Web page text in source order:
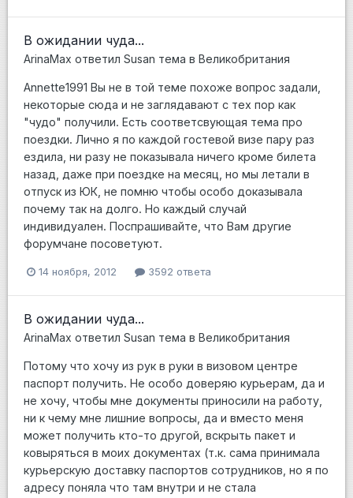
В ожидании чуда...
ArinaMax ответил Susan тема в Великобритания
Annette1991 Вы не в той теме похоже вопрос задали,
некоторые сюда и не заглядавают с тех пор как
"чудо" получили. Есть соответсвующая тема про
поездки. Лично я по каждой гостевой визе пару раз
ездила, ни разу не показывала ничего кроме билета
назад, даже при поездке на месяц, но мы летали в
отпуск из ЮК, не помню чтобы особо доказывала
почему так на долго. Но каждый случай
индивидуален. Поспрашивайте, что Вам другие
форумчане посоветуют.
14 ноября, 2012 3592 ответа
В ожидании чуда...
ArinaMax ответил Susan тема в Великобритания
Потому что хочу из рук в руки в визовом центре
паспорт получить. Не особо доверяю курьерам, да и
не хочу, чтобы мне документы приносили на работу,
ни к чему мне лишние вопросы, да и вместо меня
может получить кто-то другой, вскрыть пакет и
ковыряться в моих документах (т.к. сама принимала
курьерскую доставку паспортов сотрудников, но я по
адресу поняла что там внутри и не стала